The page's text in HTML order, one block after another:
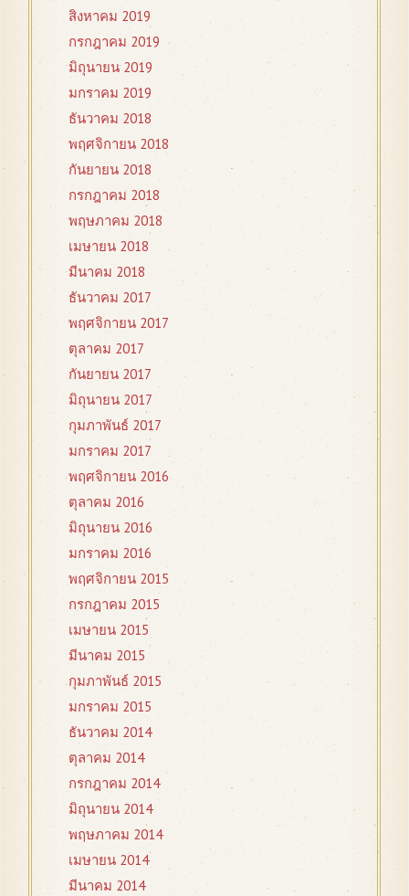
สิงหาคม 2019
กรกฎาคม 2019
มิถุนายน 2019
มกราคม 2019
ธันวาคม 2018
พฤศจิกายน 2018
กันยายน 2018
กรกฎาคม 2018
พฤษภาคม 2018
เมษายน 2018
มีนาคม 2018
ธันวาคม 2017
พฤศจิกายน 2017
ตุลาคม 2017
กันยายน 2017
มิถุนายน 2017
กุมภาพันธ์ 2017
มกราคม 2017
พฤศจิกายน 2016
ตุลาคม 2016
มิถุนายน 2016
มกราคม 2016
พฤศจิกายน 2015
กรกฎาคม 2015
เมษายน 2015
มีนาคม 2015
กุมภาพันธ์ 2015
มกราคม 2015
ธันวาคม 2014
ตุลาคม 2014
กรกฎาคม 2014
มิถุนายน 2014
พฤษภาคม 2014
เมษายน 2014
มีนาคม 2014